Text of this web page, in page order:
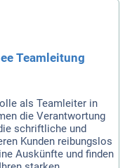
Teamleitung
als Teamleiter in
die Verantwortung
schriftliche und
Kunden reibungslos
Auskünfte und finden